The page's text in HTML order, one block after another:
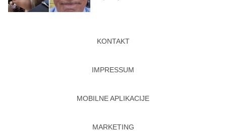
KONTAKT
IMPRESSUM
MOBILNE APLIKACIJE
MARKETING